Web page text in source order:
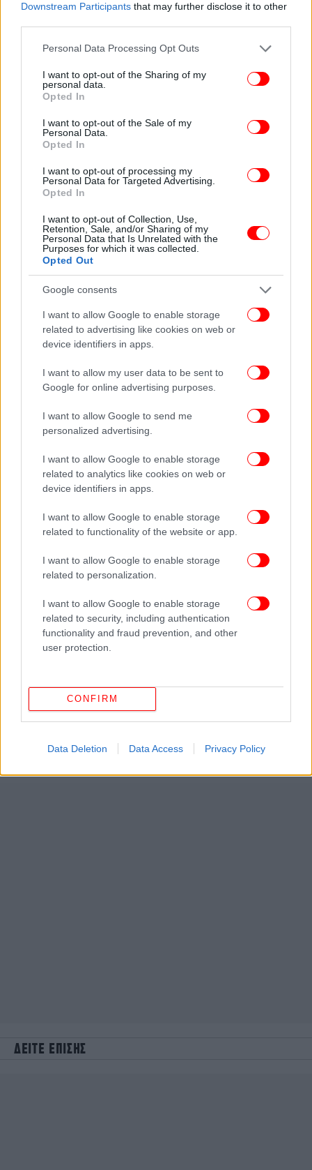
Downstream Participants that may further disclose it to other
Please note that this website/app uses one or more Google
not limited to your visit or usage behaviour. You may click to
grant or deny consent to Google and its third-party tags to
use your data for below specified purposes in below Google
consent section.
Personal Data Processing Opt Outs
I want to opt-out of the Sharing of my
personal data.
Opted In
I want to opt-out of the Sale of my
Personal Data.
Opted In
I want to opt-out of processing my
Personal Data for Targeted Advertising.
Opted In
I want to opt-out of Collection, Use,
Retention, Sale, and/or Sharing of my
Personal Data that Is Unrelated with the
Purposes for which it was collected.
Opted Out
Google consents
I want to allow Google to enable storage
related to advertising like cookies on web or
device identifiers in apps.
I want to allow my user data to be sent to
Google for online advertising purposes.
I want to allow Google to send me
personalized advertising.
I want to allow Google to enable storage
related to analytics like cookies on web or
device identifiers in apps.
I want to allow Google to enable storage
related to functionality of the website or app.
I want to allow Google to enable storage
related to personalization.
I want to allow Google to enable storage
related to security, including authentication
functionality and fraud prevention, and other
user protection.
CONFIRM
Data Deletion Data Access Privacy Policy
της χώρας μου»
Αγίου Πνεύματος: Πώς λειτουργούν σούπερ μάρκετ και
καταστήματα -Για ποιους είναι αργία
Ακολουθήστε το στο Google News
και μάθετε
πρώτοι όλες τις ειδήσεις
ΔΙΑΒΑΣΤΕ ΠΕΡΙΣΣΟΤΕΡΑ ΕΚΠΤΏΣΕΙΣ
ΘΕΡΙΝΈΣ ΕΚΠΤΏΣΕΙΣ
ΔΕΙΤΕ ΕΠΙΣΗΣ